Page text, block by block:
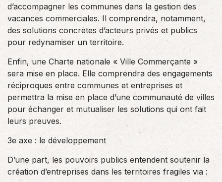
d’accompagner les communes dans la gestion des
vacances commerciales. Il comprendra, notamment,
des solutions concrètes d’acteurs privés et publics
pour redynamiser un territoire.
Enfin, une Charte nationale « Ville Commerçante »
sera mise en place. Elle comprendra des engagements
réciproques entre communes et entreprises et
permettra la mise en place d’une communauté de villes
pour échanger et mutualiser les solutions qui ont fait
leurs preuves.
3e axe : le développement
D’une part, les pouvoirs publics entendent soutenir la
création d’entreprises dans les territoires fragiles via :